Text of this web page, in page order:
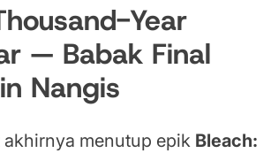
Year
— Babak Final
Nangis
menutup epik Bleach: